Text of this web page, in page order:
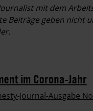
mit dem
Beiträge geben nicht
im Corona-Jahr
Journal-Ausgabe